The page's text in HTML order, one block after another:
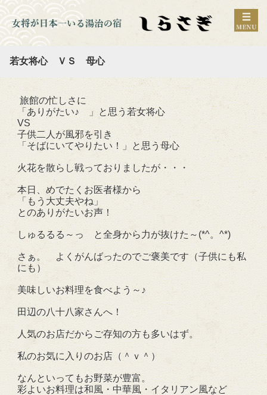
若女将心 ＶＳ 母心
旅館の忙しさに
「ありがたい♪ 」と思う若女将心
VS
子供二人が風邪を引き
「そばにいてやりたい！」と思う母心
火花を散らし戦っておりましたが・・・
本日、めでたくお医者様から
「もう大丈夫やね」
とのありがたいお声！
しゅるるる～っ と全身から力が抜けた～(*^。^*)
さぁ。 よくがんばったのでご褒美です（子供にも私
にも）
美味しいお料理を食べよう～♪
田辺の八十八家さんへ！
人気のお店だからご存知の方も多いはず。
私のお気に入りのお店（＾ｖ＾）
なんといってもお野菜が豊富。
彩よいお料理は和風・中華風・イタリアン風など